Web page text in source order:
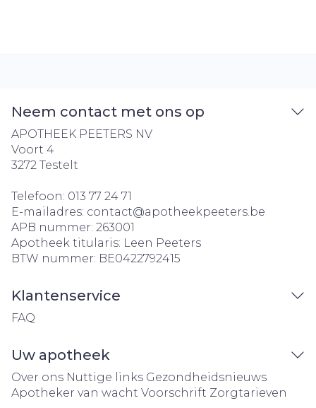
Neem contact met ons op
APOTHEEK PEETERS NV
Voort 4
3272 Testelt
Telefoon: 013 77 24 71
E-mailadres: contact@apotheekpeeters.be
APB nummer: 263001
Apotheek titularis: Leen Peeters
BTW nummer: BE0422792415
Klantenservice
FAQ
Uw apotheek
Over ons Nuttige links Gezondheidsnieuws
Apotheker van wacht Voorschrift Zorgtarieven